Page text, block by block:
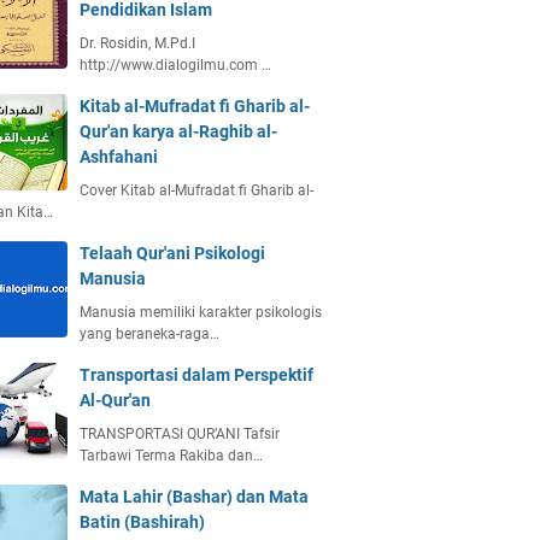
Pendidikan Islam
Dr. Rosidin, M.Pd.I
http://www.dialogilmu.com …
Kitab al-Mufradat fi Gharib al-
Qur'an karya al-Raghib al-
Ashfahani
Cover Kitab al-Mufradat fi Gharib al-
Kita…
Telaah Qur'ani Psikologi
Manusia
Manusia memiliki karakter psikologis
yang beraneka-raga…
Transportasi dalam Perspektif
Al-Qur'an
TRANSPORTASI QUR’ANI Tafsir
Tarbawi Terma Rakiba dan…
Mata Lahir (Bashar) dan Mata
Batin (Bashirah)